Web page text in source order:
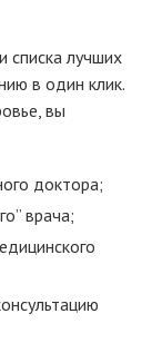
списка лучших
в один клик.
вы
доктора;
врача;